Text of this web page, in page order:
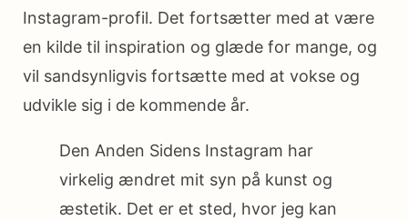
Instagram-profil. Det fortsætter med at være
en kilde til inspiration og glæde for mange, og
vil sandsynligvis fortsætte med at vokse og
udvikle sig i de kommende år.
Den Anden Sidens Instagram har
virkelig ændret mit syn på kunst og
æstetik. Det er et sted, hvor jeg kan